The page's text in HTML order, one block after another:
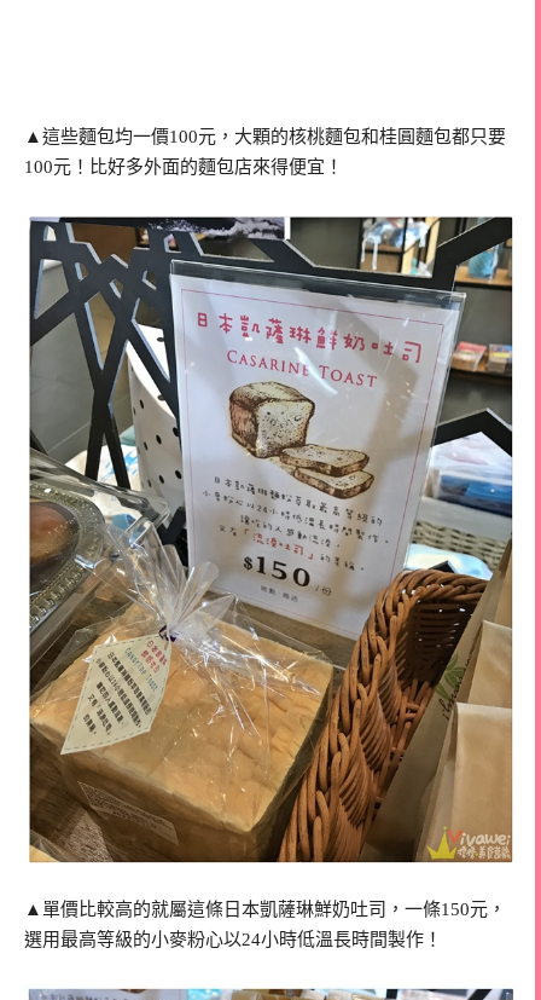
▲這些麵包均一價100元，大顆的核桃麵包和桂圓麵包都只要
100元！比好多外面的麵包店來得便宜！
▲單價比較高的就屬這條日本凱薩琳鮮奶吐司，一條150元，
選用最高等級的小麥粉心以24小時低溫長時間製作！